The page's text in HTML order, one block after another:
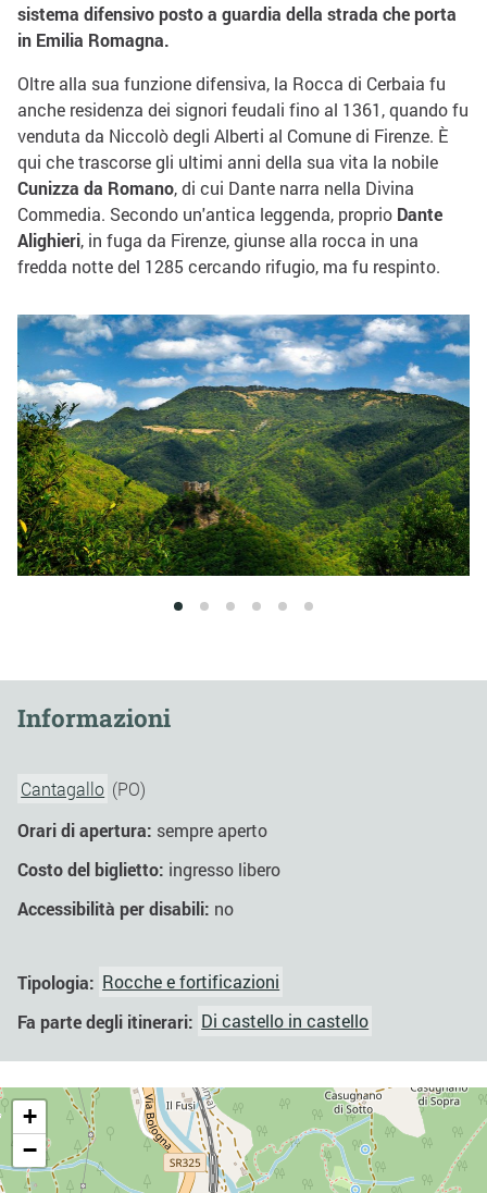
sistema difensivo posto a guardia della strada che porta
in Emilia Romagna.
Oltre alla sua funzione difensiva, la Rocca di Cerbaia fu
anche residenza dei signori feudali fino al 1361, quando fu
venduta da Niccolò degli Alberti al Comune di Firenze. È
qui che trascorse gli ultimi anni della sua vita la nobile
Cunizza da Romano, di cui Dante narra nella Divina
Commedia. Secondo un'antica leggenda, proprio Dante
Alighieri, in fuga da Firenze, giunse alla rocca in una
fredda notte del 1285 cercando rifugio, ma fu respinto.
1 2 3 4 5 6
Informazioni
Cantagallo (PO)
Orari di apertura: sempre aperto
Costo del biglietto: ingresso libero
Accessibilità per disabili: no
Tipologia: Rocche e fortificazioni
Fa parte degli itinerari: Di castello in castello
+
−